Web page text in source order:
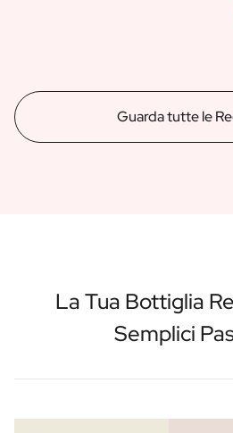
Guarda tutte le
La Tua Bottiglia
Semplici